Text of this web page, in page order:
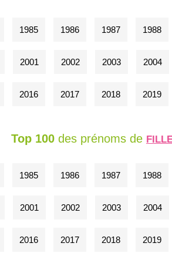
1985 1986 1987 1988
2001 2002 2003 2004
2016 2017 2018 2019
Top 100 des prénoms de
1985 1986 1987 1988
2001 2002 2003 2004
2016 2017 2018 2019